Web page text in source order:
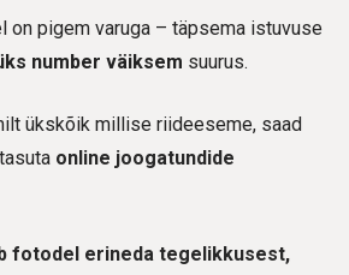
on pigem varuga – täpsema istuvuse
number väiksem suurus.
ükskõik millise riideeseme, saad
online joogatundide
fotodel erineda tegelikkusest,